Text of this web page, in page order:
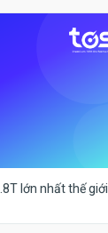
lớn nhất thế giới